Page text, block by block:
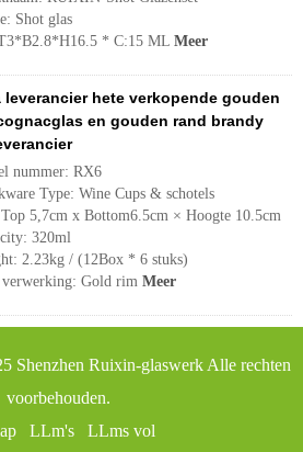
Shot glas
* C:15 ML Meer
leverancier hete verkopende gouden
en gouden rand brandy
nummer: RX6
Type: Wine Cups & schotels
5,7cm x Bottom6.5cm × Hoogte 10.5cm
320ml
2.23kg / (12Box * 6 stuks)
Gold rim Meer
Shenzhen Ruixin-glaswerkAlle rechten
voorbehouden.
LLm's LLms vol